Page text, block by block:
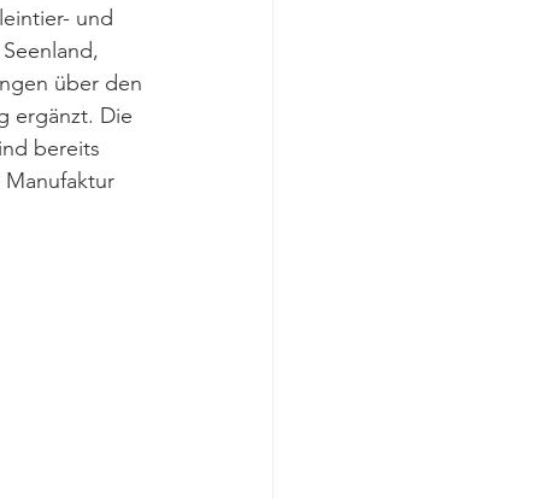
und
über den
ergänzt. Die
bereits